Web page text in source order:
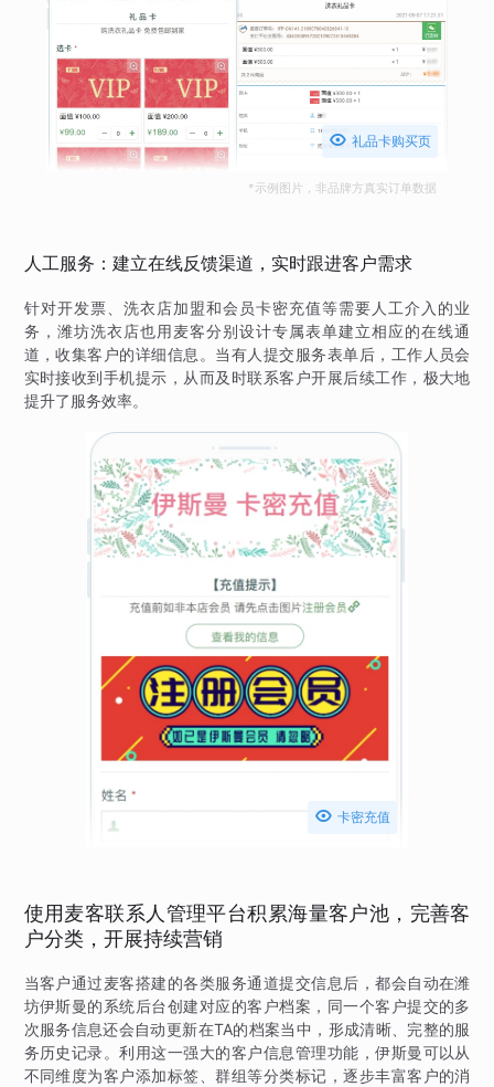
 礼品卡购买页
*示例图片，非品牌方真实订单数据
人工服务：建立在线反馈渠道，实时跟进客户需求
针对开发票、洗衣店加盟和会员卡密充值等需要人工介入的业
务，潍坊洗衣店也用麦客分别设计专属表单建立相应的在线通
道，收集客户的详细信息。当有人提交服务表单后，工作人员会
实时接收到手机提示，从而及时联系客户开展后续工作，极大地
提升了服务效率。
 卡密充值
使用麦客联系人管理平台积累海量客户池，完善客
户分类，开展持续营销
当客户通过麦客搭建的各类服务通道提交信息后，都会自动在潍
坊伊斯曼的系统后台创建对应的客户档案，同一个客户提交的多
次服务信息还会自动更新在TA的档案当中，形成清晰、完整的服
务历史记录。利用这一强大的客户信息管理功能，伊斯曼可以从
不同维度为客户添加标签、群组等分类标记，逐步丰富客户的消